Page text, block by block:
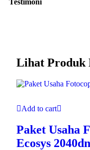
Testimoni
Lihat Produk
Add to cart
Paket Usaha
Ecosys 2040dn